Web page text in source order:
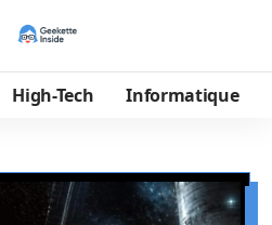
High-Tech Informatique